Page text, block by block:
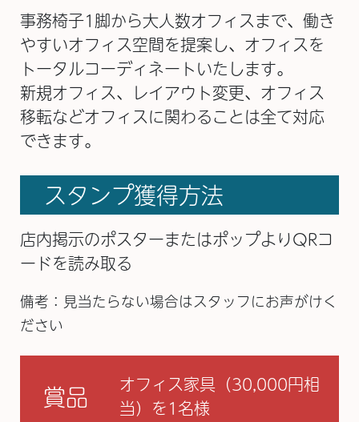
事務椅子1脚から大人数オフィスまで、働き
やすいオフィス空間を提案し、オフィスを
トータルコーディネートいたします。
新規オフィス、レイアウト変更、オフィス
移転などオフィスに関わることは全て対応
できます。
スタンプ獲得方法
店内掲示のポスターまたはポップよりQRコ
ードを読み取る
備考：見当たらない場合はスタッフにお声がけく
ださい
賞品
オフィス家具（30,000円相
当）を1名様